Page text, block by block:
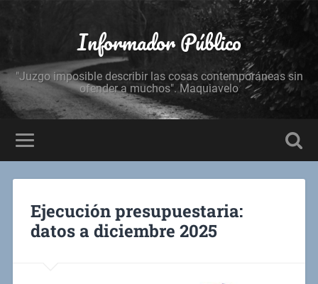
Informador Público
"Juzgo imposible describir las cosas contemporáneas sin
ofender a muchos". Maquiavelo
Ejecución presupuestaria:
datos a diciembre 2025